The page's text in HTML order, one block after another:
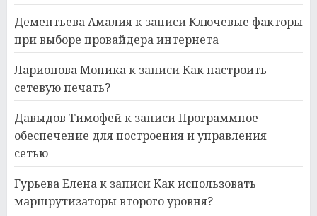
Дементьева Амалияк записиКлючевые факторы
при выборе провайдера интернета
Ларионова Моникак записиКак настроить
сетевую печать?
Давыдов Тимофейк записиПрограммное
обеспечение для построения и управления
сетью
Гурьева Еленак записиКак использовать
маршрутизаторы второго уровня?